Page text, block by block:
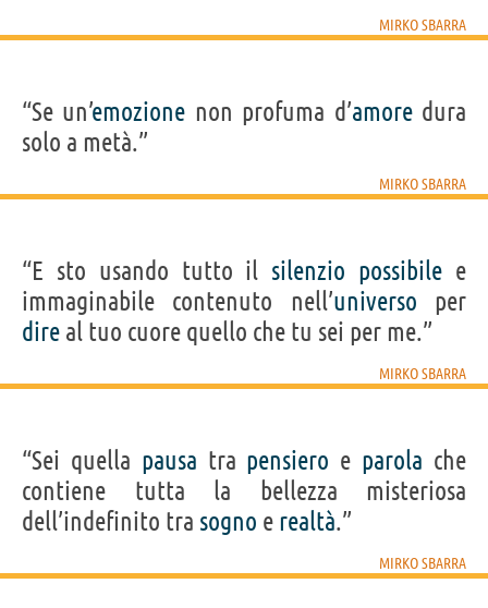
MIRKO SBARRA
“Se un’emozione non profuma d’amoredura
solo a metà.”
MIRKO SBARRA
“E sto usando tutto il silenzio possibile e
immaginabile contenuto nell’universo per
dire al tuo cuore quello che tu sei per me.”
MIRKO SBARRA
“Sei quella pausa tra pensiero e parola che
contiene tutta la bellezza misteriosa
dell’indefinito tra sogno e realtà.”
MIRKO SBARRA